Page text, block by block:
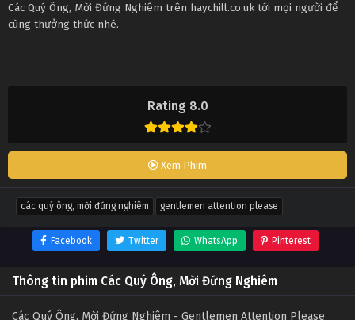
Rating 8.0
Xem Phim
Các Quý Ông, Mời Đứng Nghiêm trên haychill.co.uk tới mọi người để
cùng thưởng thức nhé.
các quý ông, mời đứng nghiêm gentlemen attention please
Facebook Twitter WhatsApp Pinterest
Thông tin phim Các Quý Ông, Mời Đứng Nghiêm
Các Quý Ông, Mời Đứng Nghiêm - Gentlemen Attention Please